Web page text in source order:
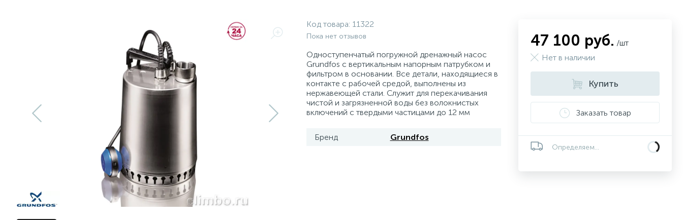
Код товара: 11322
Пока нет отзывов
Одноступенчатый погружной дренажный насос
Grundfos с вертикальным напорным патрубком и
фильтром в основании. Все детали, находящиеся в
контакте с рабочей средой, выполнены из
нержавеющей стали. Служит для перекачивания
чистой и загрязненной воды без волокнистых
включений с твердыми частицами до 12 мм
Бренд Grundfos
47 100 руб. /шт
Нет в наличии
Купить
Заказать товар
Определяем...